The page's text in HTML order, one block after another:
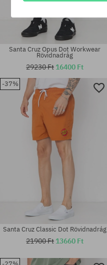
Elérhető méretek:
Santa Cruz Opus Dot Workwear
Rövidnadrág
29230 Ft 16400 Ft
-37%
Santa Cruz Classic Dot Rövidnadrág
21900 Ft 13660 Ft